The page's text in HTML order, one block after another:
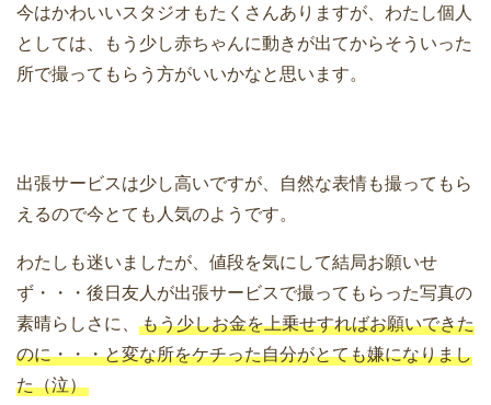
今はかわいいスタジオもたくさんありますが、わたし個人
としては、もう少し赤ちゃんに動きが出てからそういった
所で撮ってもらう方がいいかなと思います。
出張サービスは少し高いですが、自然な表情も撮ってもら
えるので今とても人気のようです。
わたしも迷いましたが、値段を気にして結局お願いせ
ず・・・後日友人が出張サービスで撮ってもらった写真の
素晴らしさに、
もう少しお金を上乗せすればお願いできた
のに・・・と変な所をケチった自分がとても嫌になりまし
た（泣）